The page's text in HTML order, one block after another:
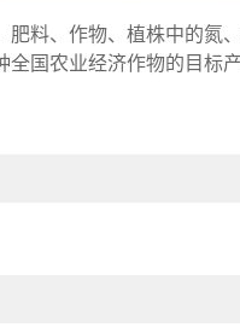
、作物、植株中的氮
国农业经济作物的目标